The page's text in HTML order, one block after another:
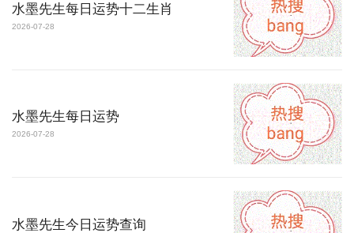
水墨先生每日运势十二生肖
2026-07-28
水墨先生每日运势
2026-07-28
水墨先生今日运势查询